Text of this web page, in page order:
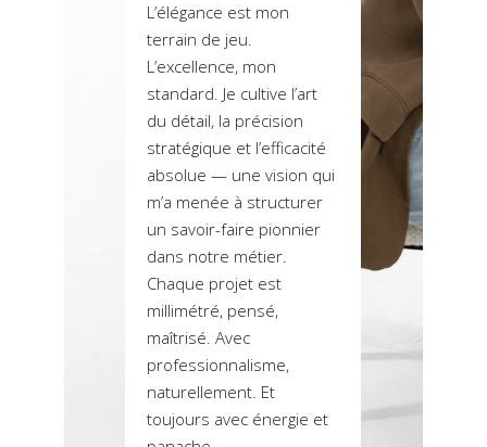
L’élégance est mon
terrain de jeu.
L’excellence, mon
standard. Je cultive l’art
du détail, la précision
stratégique et l’efficacité
absolue — une vision qui
m’a menée à structurer
un savoir-faire pionnier
dans notre métier.
Chaque projet est
millimétré, pensé,
maîtrisé. Avec
professionnalisme,
naturellement. Et
toujours avec énergie et